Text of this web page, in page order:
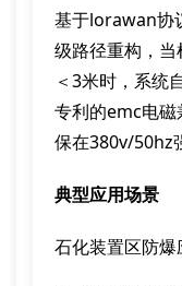
基于lorawan协
级路径重构，
＜3米时，系统
专利的emc电
保在380v/50hz
典型应用场景
石化装置区防